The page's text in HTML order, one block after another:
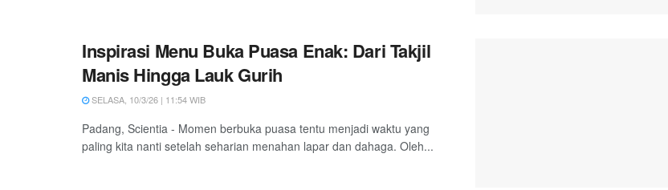
Inspirasi Menu Buka Puasa Enak: Dari Takjil
Manis Hingga Lauk Gurih
SELASA, 10/3/26 | 11:54 WIB
Padang, Scientia - Momen berbuka puasa tentu menjadi waktu yang
paling kita nanti setelah seharian menahan lapar dan dahaga. Oleh...